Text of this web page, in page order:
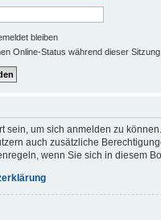
bleiben
Online-Status während dieser
sein, um sich anmelden zu
auch zusätzliche
wenn Sie sich in diesem